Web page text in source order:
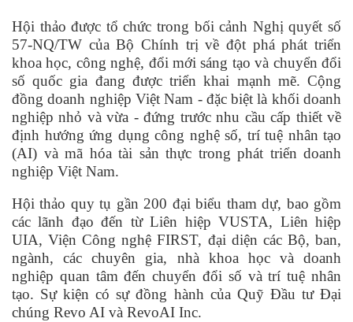
Hội thảo được tổ chức trong bối cảnh Nghị quyết số
57-NQ/TW của Bộ Chính trị về đột phá phát triển
khoa học, công nghệ, đổi mới sáng tạo và chuyển đổi
số quốc gia đang được triển khai mạnh mẽ. Cộng
đồng doanh nghiệp Việt Nam - đặc biệt là khối doanh
nghiệp nhỏ và vừa - đứng trước nhu cầu cấp thiết về
định hướng ứng dụng công nghệ số, trí tuệ nhân tạo
(AI) và mã hóa tài sản thực trong phát triển doanh
nghiệp Việt Nam.
Hội thảo quy tụ gần 200 đại biểu tham dự, bao gồm
các lãnh đạo đến từ Liên hiệp VUSTA, Liên hiệp
UIA, Viện Công nghệ FIRST, đại diện các Bộ, ban,
ngành, các chuyên gia, nhà khoa học và doanh
nghiệp quan tâm đến chuyển đổi số và trí tuệ nhân
tạo. Sự kiện có sự đồng hành của Quỹ Đầu tư Đại
chúng Revo AI và RevoAI Inc.